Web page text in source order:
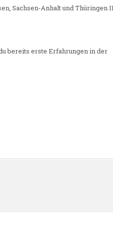
Sachsen-Anhalt und Thüringen
bereits erste Erfahrungen in der